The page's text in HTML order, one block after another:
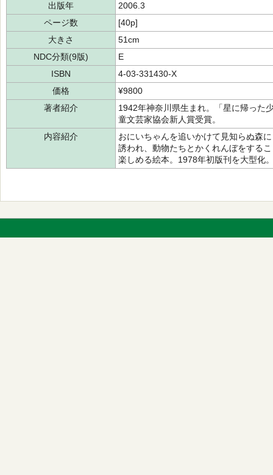
出版年
2006.3
ページ数
[40p]
大きさ
51cm
NDC分類(9版)
E
ISBN
4-03-331430-X
価格
¥9800
著者紹介
1942年神奈川県生まれ。「星に帰った
童文芸家協会新人賞受賞。
内容紹介
おにいちゃんを追いかけて見知らぬ森
誘われ、動物たちとかくれんぼをする
楽しめる絵本。1978年初版刊を大型化